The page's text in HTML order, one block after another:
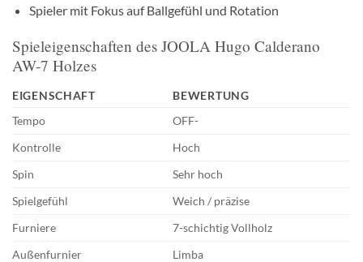
Spieler mit Fokus auf Ballgefühl und Rotation
Spieleigenschaften des JOOLA Hugo Calderano
AW-7 Holzes
EIGENSCHAFT
BEWERTUNG
Tempo
OFF-
Kontrolle
Hoch
Spin
Sehr hoch
Spielgefühl
Weich / präzise
Furniere
7-schichtig Vollholz
Außenfurnier
Limba